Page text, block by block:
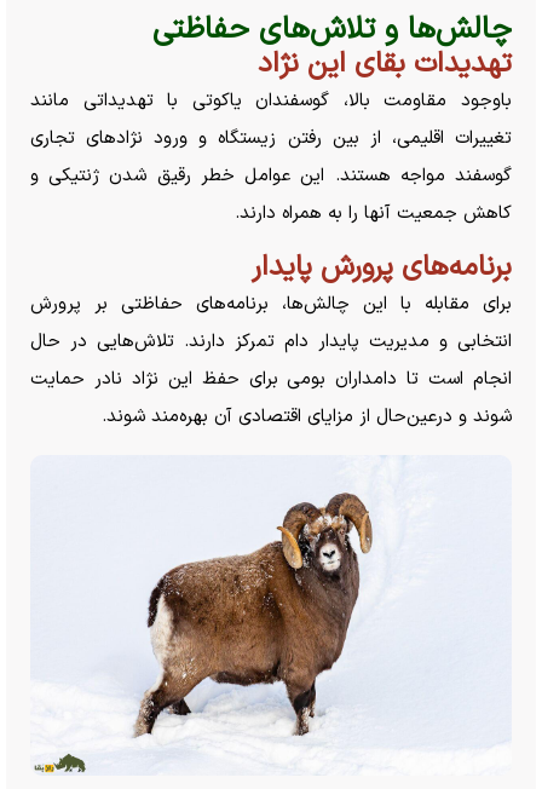
چالش‌ها و تلاش‌های حفاظتی
تهدیدات بقای این نژاد
باوجود مقاومت بالا، گوسفندان یاکوتی با تهدیداتی مانند
تغییرات اقلیمی، از بین رفتن زیستگاه و ورود نژاد‌های تجاری
گوسفند مواجه هستند. این عوامل خطر رقیق شدن ژنتیکی و
کاهش جمعیت آنها را به همراه دارند.
برنامه‌های پرورش پایدار
برای مقابله با این چالش‌ها، برنامه‌های حفاظتی بر پرورش
انتخابی و مدیریت پایدار دام تمرکز دارند. تلاش‌هایی در حال
انجام است تا دامداران بومی برای حفظ این نژاد نادر حمایت
شوند و درعین‌حال از مزایای اقتصادی آن بهره‌مند شوند.